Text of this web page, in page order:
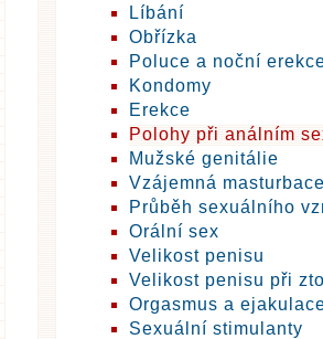
Líbání
Obřízka
Poluce a noční
Kondomy
Erekce
Polohy při análním
Mužské genitálie
Vzájemná
Průběh sexuálního
Orální sex
Velikost penisu
Velikost penisu při
Orgasmus a
Sexuální stimulanty